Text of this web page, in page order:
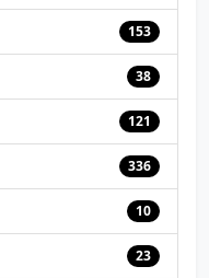
153
38
121
336
10
23